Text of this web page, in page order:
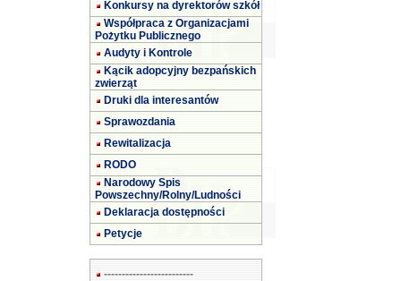
Konkursy na dyrektorów szkół
Współpraca z Organizacjami
Pożytku Publicznego
Audyty i Kontrole
Kącik adopcyjny bezpańskich
zwierząt
Druki dla interesantów
Sprawozdania
Rewitalizacja
RODO
Narodowy Spis
Powszechny/Rolny/Ludności
Deklaracja dostępności
Petycje
-------------------------